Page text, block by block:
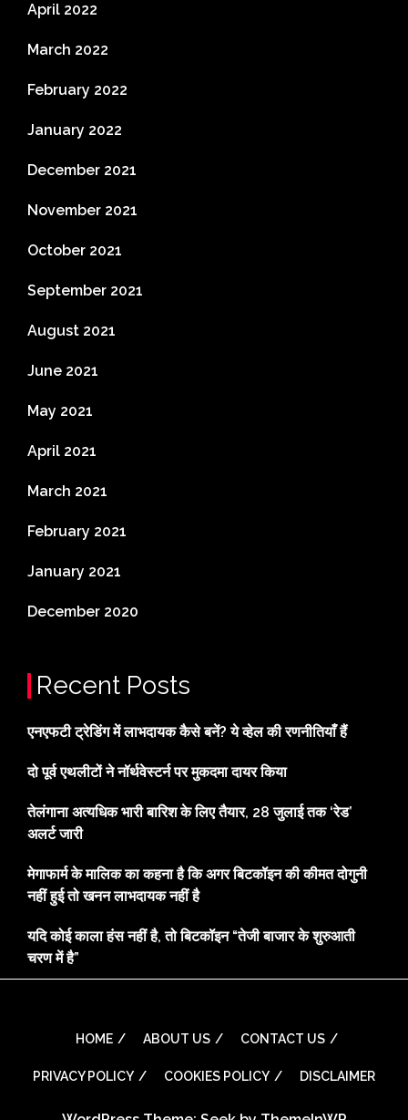
April 2022
March 2022
February 2022
January 2022
December 2021
November 2021
October 2021
September 2021
August 2021
June 2021
May 2021
April 2021
March 2021
February 2021
January 2021
December 2020
Recent Posts
एनएफटी ट्रेडिंग में लाभदायक कैसे बनें? ये व्हेल की रणनीतियाँ हैं
दो पूर्व एथलीटों ने नॉर्थवेस्टर्न पर मुकदमा दायर किया
तेलंगाना अत्यधिक भारी बारिश के लिए तैयार, 28 जुलाई तक ‘रेड’
अलर्ट जारी
मेगाफार्म के मालिक का कहना है कि अगर बिटकॉइन की कीमत दोगुनी
नहीं हुई तो खनन लाभदायक नहीं है
यदि कोई काला हंस नहीं है, तो बिटकॉइन “तेजी बाजार के शुरुआती
चरण में है”
HOME ABOUT US CONTACT US
PRIVACY POLICY COOKIES POLICY DISCLAIMER